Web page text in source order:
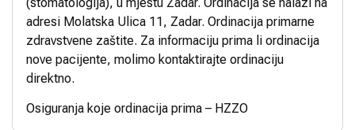
adresi Molatska Ulica 11, Zadar. Ordinacija primarne
zdravstvene zaštite. Za informaciju prima li ordinacija
nove pacijente, molimo kontaktirajte ordinaciju
direktno.
Osiguranja koje ordinacija prima – HZZO